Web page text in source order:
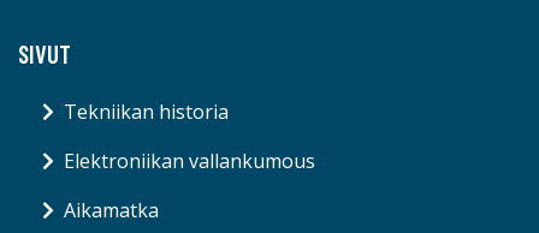
SIVUT
Tekniikan historia
Elektroniikan vallankumous
Aikamatka